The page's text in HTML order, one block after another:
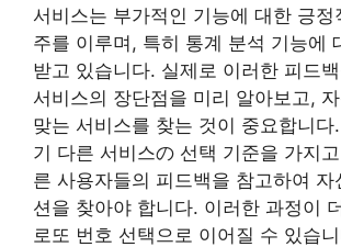
서비스는 부가적인 기능에 대한 긍정
주를 이루며, 특히 통계 분석 기능에
받고 있습니다. 실제로 이러한 피드
서비스의 장단점을 미리 알아보고,
맞는 서비스를 찾는 것이 중요합니
기 다른 서비스の 선택 기준을 가지
른 사용자들의 피드백을 참고하여 자
션을 찾아야 합니다. 이러한 과정이
로또 번호 선택으로 이어질 수 있습